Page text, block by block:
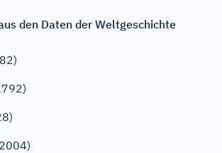
den Daten der Weltgeschichte